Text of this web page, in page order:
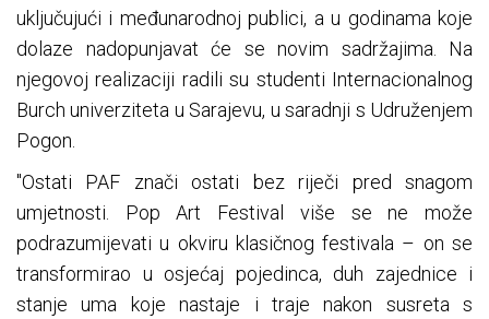
uključujući i međunarodnoj publici, a u godinama koje
dolaze nadopunjavat će se novim sadržajima. Na
njegovoj realizaciji radili su studenti Internacionalnog
Burch univerziteta u Sarajevu, u saradnji s Udruženjem
Pogon.
"Ostati PAF znači ostati bez riječi pred snagom
umjetnosti. Pop Art Festival više se ne može
podrazumijevati u okviru klasičnog festivala – on se
transformirao u osjećaj pojedinca, duh zajednice i
stanje uma koje nastaje i traje nakon susreta s